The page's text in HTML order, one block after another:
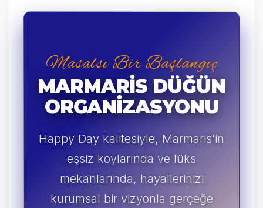
Masalsı Bir Başlangıç
MARMARIS DÜĞÜN
ORGANIZASYONU
Happy Day kalitesiyle, Marmaris’in
eşsiz koylarında ve lüks
mekanlarında, hayallerinizi
kurumsal bir vizyonla gerçeğe